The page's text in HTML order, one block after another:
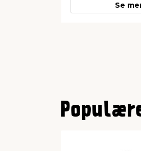
Se
2